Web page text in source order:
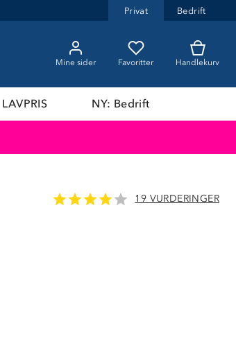
Privat Bedrift
Mine sider Favoritter Handlekurv
LAVPRIS NY: Bedrift
19 VURDERINGER